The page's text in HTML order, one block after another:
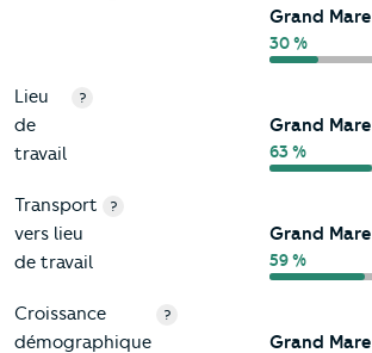
Grand Mare
30 %
Lieu
de
travail
?
Grand Mare
63 %
Transport
vers lieu
de travail
?
Grand Mare
59 %
Croissance
démographique
?
Grand Mare